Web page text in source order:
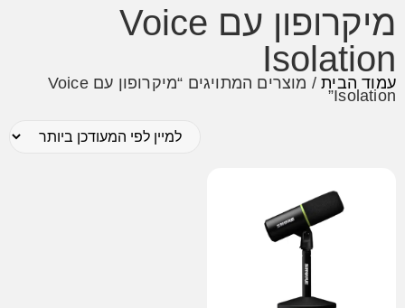
מיקרופון עם Voice
Isolation
עמוד הבית / מוצרים המתויגים “מיקרופון עם Voice
Isolation”